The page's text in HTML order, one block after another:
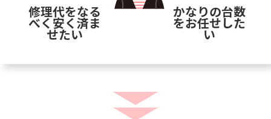
修理代をなる
べく安く済ま
せたい
かなりの台数
をお任せした
い